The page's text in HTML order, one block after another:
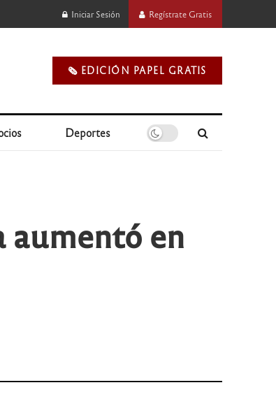
Iniciar Sesión Regístrate Gratis
🗞️ EDICIÓN PAPEL GRATIS
Deportes
aumentó en